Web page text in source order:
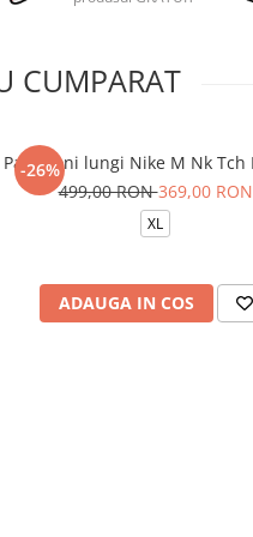
CUMPARAT
-26%
Pantaloni lungi Nike M Nk Tch
499,00 RON369,00 RON
XL
ADAUGA IN COS